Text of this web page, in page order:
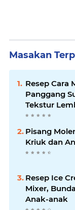
Masakan
Resep Cara
Panggang
Tekstur
Ribet !!
Pisang
Kriuk dan
Resep Ice
Mixer,
Anak-anak